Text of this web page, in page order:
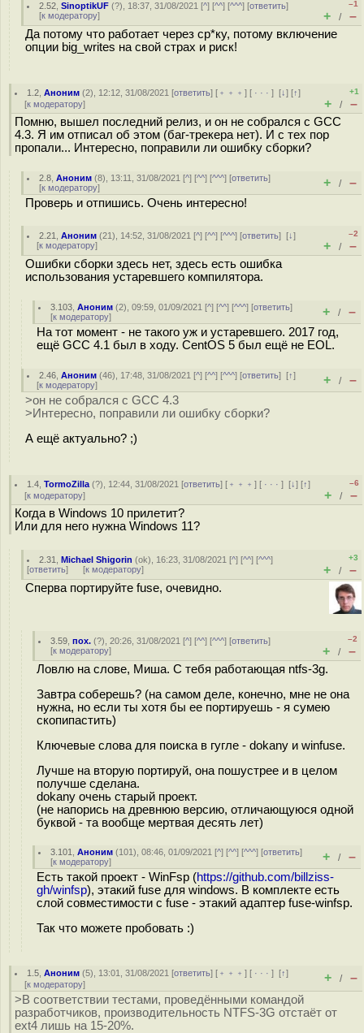
2.52 ,SinoptikUF (?), 18:37, 31/08/2021 [^] [^^] [^^^] [ответить]
[к модератору]
–1
+ / –
Да потому что работает через ср*ку, потому включение
опции big_writes на свой страх и риск!
1.2 ,Аноним (2), 12:12, 31/08/2021 [ответить] [ ﹢﹢﹢] [ · · ·][↓] [↑]
[к модератору]
+1
+ / –
Помню, вышел последний релиз, и он не собрался с GCC
4.3. Я им отписал об этом (баг-трекера нет). И с тех пор
пропали... Интересно, поправили ли ошибку сборки?
2.8 ,Аноним (8), 13:11, 31/08/2021 [^] [^^] [^^^] [ответить]
[к модератору] + / –
Проверь и отпишись. Очень интересно!
2.21 ,Аноним (21), 14:52, 31/08/2021 [^] [^^] [^^^] [ответить][↓]
[к модератору]
–2
+ / –
Ошибки сборки здесь нет, здесь есть ошибка
использования устаревшего компилятора.
3.103 ,Аноним (2), 09:59, 01/09/2021 [^] [^^] [^^^] [ответить]
[к модератору] + / –
На тот момент - не такого уж и устаревшего. 2017 год,
ещё GCC 4.1 был в ходу. CentOS 5 был ещё не EOL.
2.46 ,Аноним (46), 17:48, 31/08/2021 [^] [^^] [^^^] [ответить][↑]
[к модератору] + / –
>он не собрался с GCC 4.3
>Интересно, поправили ли ошибку сборки?
А ещё актуально? ;)
1.4 ,TormoZilla (?), 12:44, 31/08/2021 [ответить] [ ﹢﹢﹢] [ · · ·][↓] [↑]
[к модератору]
–6
+ / –
Когда в Windows 10 прилетит?
Или для него нужна Windows 11?
2.31 ,Michael Shigorin (ok), 16:23, 31/08/2021 [^] [^^] [^^^]
[ответить] [к модератору]
+3
+ / –
Сперва портируйте fuse, очевидно.
3.59 ,пох. (?), 20:26, 31/08/2021 [^] [^^] [^^^] [ответить]
[к модератору]
–2
+ / –
Ловлю на слове, Миша. С тебя работающая ntfs-3g.
Завтра соберешь? (на самом деле, конечно, мне не она
нужна, но если ты хотя бы ее портируешь - я сумею
скопипастить)
Ключевые слова для поиска в гугле - dokany и winfuse.
Лучше на вторую портируй, она пошустрее и в целом
получше сделана.
dokany очень старый проект.
(не напорись на древнюю версию, отличающуюся одной
буквой - та вообще мертвая десять лет)
3.101 ,Аноним (101), 08:46, 01/09/2021 [^] [^^] [^^^] [ответить]
[к модератору] + / –
Есть такой проект - WinFsp (https://github.com/billziss-
gh/winfsp), этакий fuse для windows. В комплекте есть
слой совместимости с fuse - этакий адаптер fuse-winfsp.
Так что можете пробовать :)
1.5 ,Аноним (5), 13:01, 31/08/2021 [ответить] [ ﹢﹢﹢] [ · · ·][↑]
[к модератору] + / –
>В соответствии тестами, проведёнными командой
разработчиков, производительность NTFS-3G отстаёт от
ext4 лишь на 15-20%.